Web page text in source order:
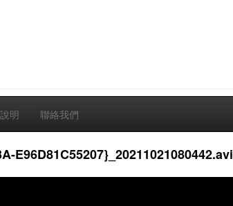
明 聯絡我們
E96D81C55207}_20211021080442.avi